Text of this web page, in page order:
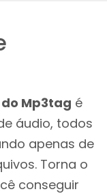
Mp3tag é
áudio, todos
apenas de
Torna o
conseguir